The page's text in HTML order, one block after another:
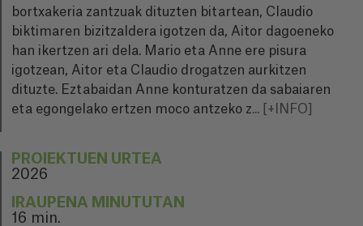
bortxakeria zantzuak dituzten bitartean, Claudio
biktimaren bizitzaldera igotzen da, Aitor dagoeneko
han ikertzen ari dela. Mario eta Anne ere pisura
igotzean, Aitor eta Claudio drogatzen aurkitzen
dituzte. Eztabaidan Anne konturatzen da sabaiaren
eta egongelako ertzen moco antzeko z... [+INFO]
PROIEKTUEN URTEA
2026
IRAUPENA MINUTUTAN
16 min.